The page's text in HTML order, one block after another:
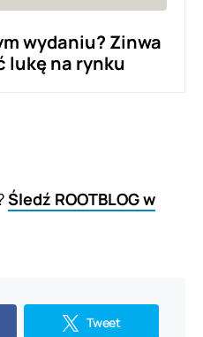
wydaniu? Zinwa
lukę na rynku
Śledź ROOTBLOG w
Tweet